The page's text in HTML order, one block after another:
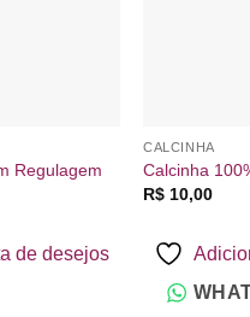
Regulagem
de desejos
CALCINHA
Calcinha
R$ 10,00